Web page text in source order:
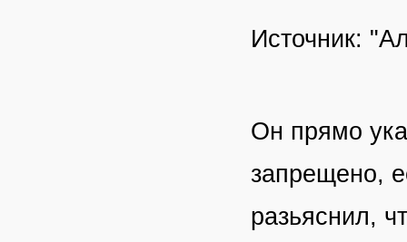
Источник:
Он прямо
запрещено,
разьяснил,